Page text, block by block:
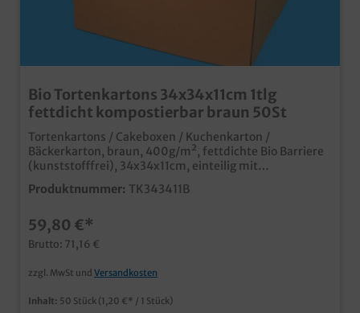
Bio Tortenkartons 34x34x11cm 1tlg
fettdicht kompostierbar braun 50St
Tortenkartons / Cakeboxen / Kuchenkarton /
Bäckerkarton, braun, 400g/m², fettdichte Bio Barriere
(kunststofffrei), 34x34x11cm, einteilig mit
anhängendem Deckel, 50 Stück in UVpraktischer großer
Transportkarton für Torten, Kuchen und
Recycling Karton mit kunststofffreier Bio
Beschichtungfettdicht und feuchtigkeitsresistent, ideal
für Glasuren und ZuckergussQualität Made in
Germanyindividuell bedruckbar
Produktnummer: TK343411B
59,80 €*
Brutto: 71,16 €
zzgl. MwSt und Versandkosten
Inhalt: 50 Stück (1,20 €* / 1 Stück)